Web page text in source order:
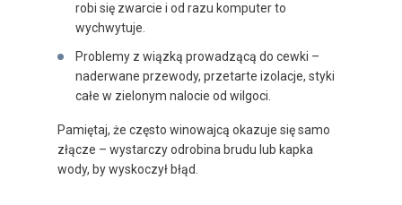
robi się zwarcie i od razu komputer to
wychwytuje.
Problemy z wiązką prowadzącą do cewki –
naderwane przewody, przetarte izolacje, styki
całe w zielonym nalocie od wilgoci.
Pamiętaj, że często winowajcą okazuje się samo
złącze – wystarczy odrobina brudu lub kapka
wody, by wyskoczył błąd.